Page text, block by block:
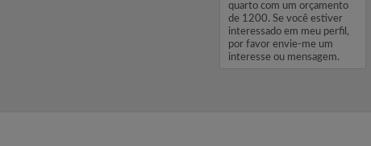
quarto com um orçamento
de 1200. Se você estiver
interessado em meu perfil,
por favor envie-me um
interesse ou mensagem.